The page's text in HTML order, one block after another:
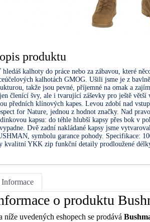
produktu
kalhoty do práce nebo za zábavou, které
kalhotách GMOG. Ušili jsme je z
takže jsou pevné, příjemné na omak a
členící švy, ale i tvarující záševky pro ještě větší
předních klínových kapes. Levou zdobí nad
for Nature, jednou z hodnot značky. Nad
kapsu: do téhle hlubší kapsy přes bok v
Dvě zadní nakládané kapsy jsme
symbolu garance pohody. Specifikace:
kvalitní YKK zip funkční detaily prodloužené
Informace
o produktu
níže uvedených eshopech se prodává